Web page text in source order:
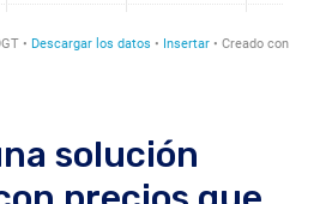
solución